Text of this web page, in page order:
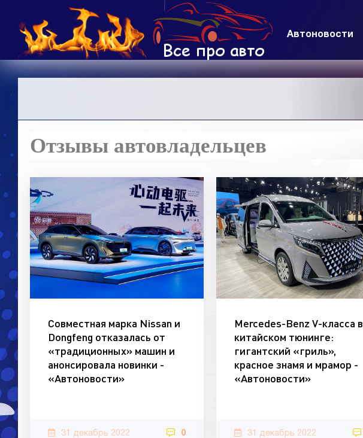
Автоновости
Отзывы автовладельцев
Совместная марка Nissan и
Dongfeng отказалась от
«традиционных» машин и
анонсировала новинки -
«Автоновости»
31 декабрь 2022 0
Mercedes-Benz V-класса в
китайском тюнинге:
гигантский «гриль»,
красное знамя и мрамор -
«Автоновости»
31 декабрь 2022